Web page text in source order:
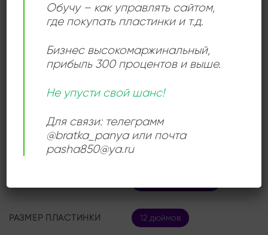
всех возрастов.
ДЕТАЛИ
ИСПОЛНИТЕЛЬ
РАЗМЕР ПЛАСТИНКИ 12 дюймов
Обучу – как управлять сайтом,
где покупать пластинки и т.д.
Бизнес высокомаржинальный,
прибыль 300 процентов и выше.
Не упусти свой шанс!
Для связи: телеграмм
@bratka_panya или почта
pasha850@ya.ru